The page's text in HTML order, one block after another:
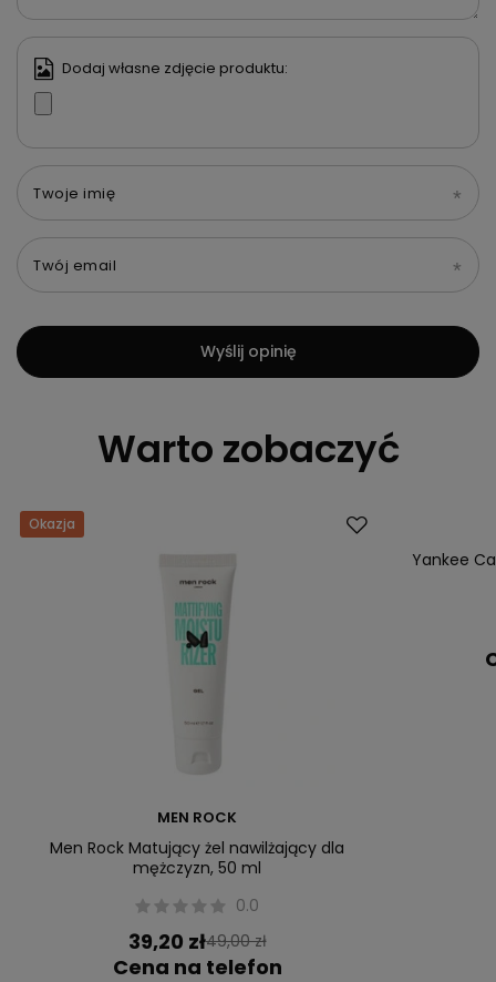
Dodaj własne zdjęcie produktu:
Twoje imię
Twój email
Wyślij opinię
Warto zobaczyć
Okazja
MEN ROCK
Men Rock Matujący żel nawilżający dla
mężczyzn, 50 ml
0.0
39,20 zł49,00 zł
Cena na telefon
Yankee